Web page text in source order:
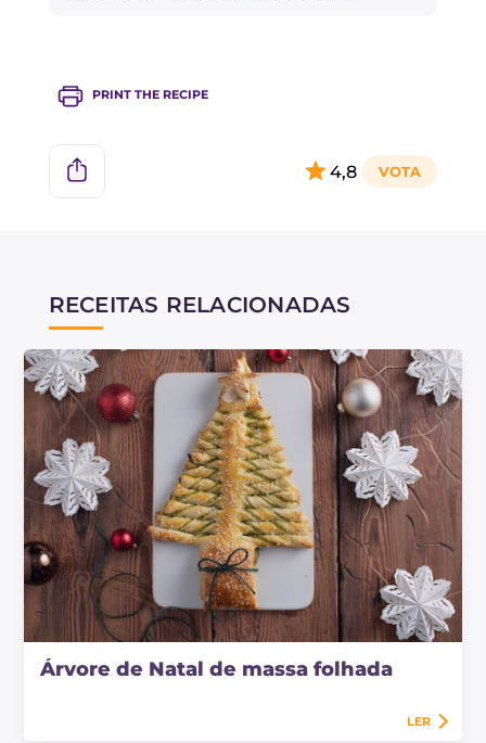
PRINT THE RECIPE
4,8
RECEITAS RELACIONADAS
Árvore de Natal de massa folhada
LER